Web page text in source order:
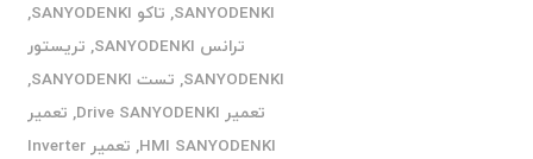
SANYODENKI
, تاکو SANYODENKI
,
ترانس SANYODENKI
, تریستور
SANYODENKI
, تست SANYODENKI
,
تعمیر Drive SANYODENKI
, تعمیر
HMI SANYODENKI
,
تعمیر Inverter